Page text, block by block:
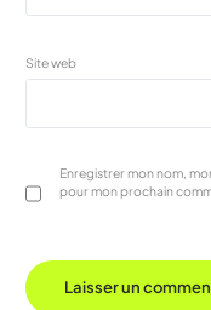
Site web
Enregistrer mon nom,
pour mon prochain